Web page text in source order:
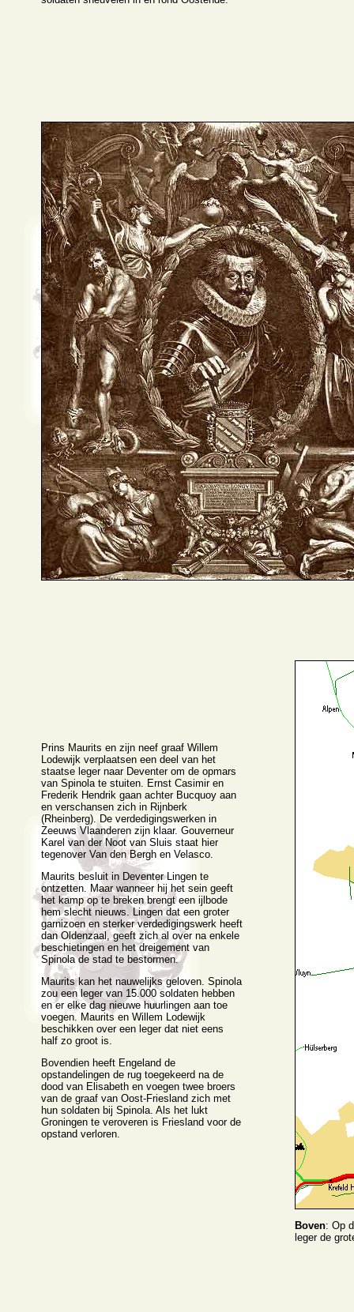
Prins Maurits en zijn neef graaf Willem
Lodewijk verplaatsen een deel van het
staatse leger naar Deventer om de opmars
van Spinola te stuiten. Ernst Casimir en
Frederik Hendrik gaan achter Bucquoy aan
en verschansen zich in Rijnberk
(Rheinberg). De verdedigingswerken in
Zeeuws Vlaanderen zijn klaar. Gouverneur
Karel van der Noot van Sluis staat hier
tegenover Van den Bergh en Velasco.
Maurits besluit in Deventer Lingen te
ontzetten. Maar wanneer hij het sein geeft
het kamp op te breken brengt een ijlbode
hem slecht nieuws. Lingen dat een groter
garnizoen en sterker verdedigingswerk heeft
dan Oldenzaal, geeft zich al over na enkele
beschietingen en het dreigement van
Spinola de stad te bestormen.
Maurits kan het nauwelijks geloven. Spinola
zou een leger van 15.000 soldaten hebben
en er elke dag nieuwe huurlingen aan toe
voegen. Maurits en Willem Lodewijk
beschikken over een leger dat niet eens
half zo groot is.
Bovendien heeft Engeland de
opstandelingen de rug toegekeerd na de
dood van Elisabeth en voegen twee broers
van de graaf van Oost-Friesland zich met
hun soldaten bij Spinola. Als het lukt
Groningen te veroveren is Friesland voor de
opstand verloren.
Boven: Op
leger de